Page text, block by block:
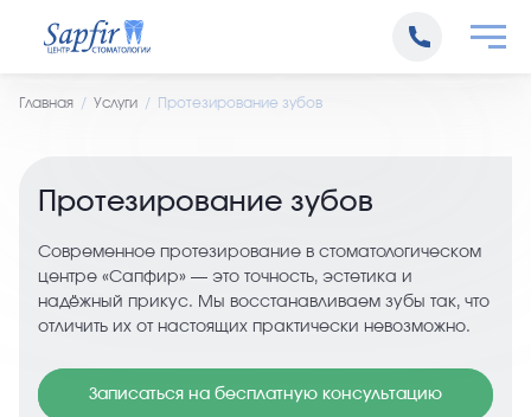
Главная Услуги Протезирование зубов
Протезирование зубов
Современное протезирование в стоматологическом
центре «Сапфир» — это точность, эстетика и
надёжный прикус. Мы восстанавливаем зубы так, что
отличить их от настоящих практически невозможно.
Записаться на бесплатную консультацию